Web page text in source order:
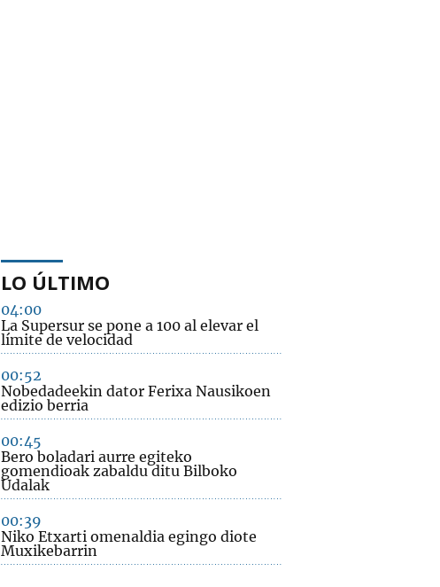
LO ÚLTIMO
04:00
La Supersur se pone a 100 al elevar el
límite de velocidad
00:52
Nobedadeekin dator Ferixa Nausikoen
edizio berria
00:45
Bero boladari aurre egiteko
gomendioak zabaldu ditu Bilboko
Udalak
00:39
Niko Etxarti omenaldia egingo diote
Muxikebarrin